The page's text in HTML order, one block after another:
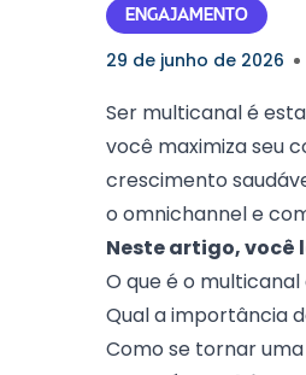
ENGAJAMENTO
29 de junho de 2026
Ser multicanal é
você maximiza seu
crescimento
o omnichannel e
Neste artigo, você
O que é o
Qual a importância
Como se tornar